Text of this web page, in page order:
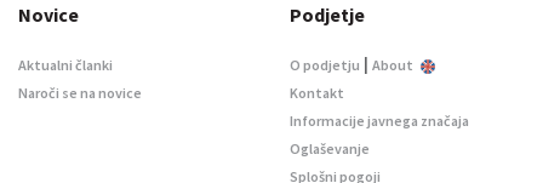
Novice
Aktualni članki
Naroči se na novice
Podjetje
O podjetju | About
Kontakt
Informacije javnega značaja
Oglaševanje
Splošni pogoji